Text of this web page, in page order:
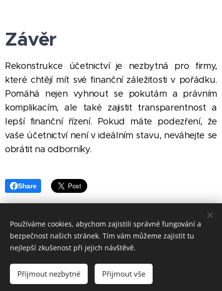
Závěr
Rekonstrukce účetnictví je nezbytná pro firmy,
které chtějí mít své finanční záležitosti v pořádku.
Pomáhá nejen vyhnout se pokutám a právním
komplikacím, ale také zajistit transparentnost a
lepší finanční řízení. Pokud máte podezření, že
vaše účetnictví není v ideálním stavu, neváhejte se
obrátit na odborníky.
Share
Economservis Pösinger s.ro.
CRM
Zásadyochrany osobníchúdajů
Používáme cookies, abychom zajistili správné fungování a
bezpečnost našich stránek. Tím vám můžeme zajistit tu
nejlepší zkušenost při jejich návštěvě.
Přijmout nezbytné Přijmout vše